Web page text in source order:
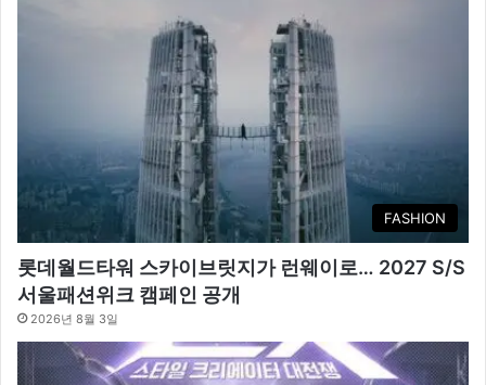
FASHION
롯데월드타워 스카이브릿지가 런웨이로… 2027 S/S
서울패션위크 캠페인 공개
2026년 8월 3일